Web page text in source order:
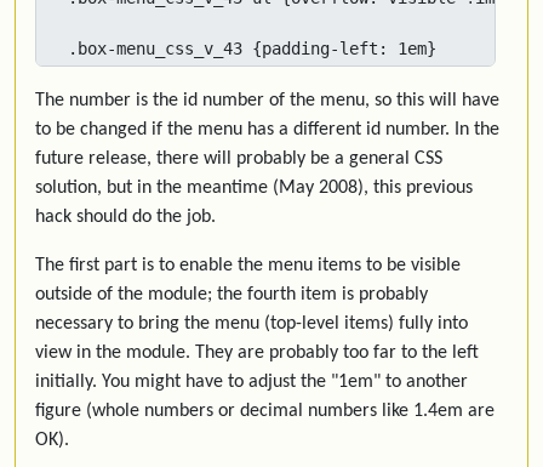
.box-menu_css_v_43 {padding-left: 1em}
The number is the id number of the menu, so this will have
to be changed if the menu has a different id number. In the
future release, there will probably be a general CSS
solution, but in the meantime (May 2008), this previous
hack should do the job.
The first part is to enable the menu items to be visible
outside of the module; the fourth item is probably
necessary to bring the menu (top-level items) fully into
view in the module. They are probably too far to the left
initially. You might have to adjust the "1em" to another
figure (whole numbers or decimal numbers like 1.4em are
OK).